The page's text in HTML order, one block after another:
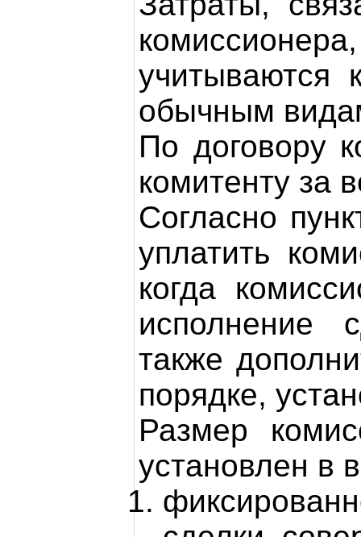
учитываются
обычным
По договору
комитенту за
Согласно
уплатить
когда
исполнение
также
порядке,
Размер
установлен в